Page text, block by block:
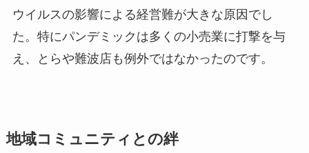
ウイルスの影響による経営難が大きな原因でし
た。特にパンデミックは多くの小売業に打撃を与
え、とらや難波店も例外ではなかったのです。
地域コミュニティとの絆